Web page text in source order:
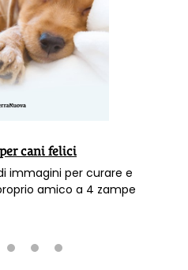
cani felici
immagini per curare e
benessere al proprio amico a 4 zampe